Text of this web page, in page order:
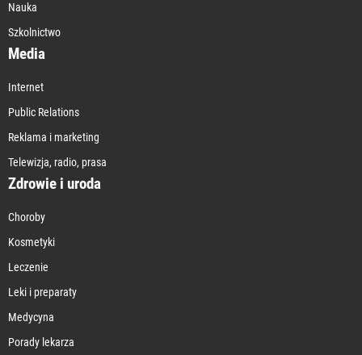
Nauka
Szkolnictwo
Media
Internet
Public Relations
Reklama i marketing
Telewizja, radio, prasa
Zdrowie i uroda
Choroby
Kosmetyki
Leczenie
Leki i preparaty
Medycyna
Porady lekarza